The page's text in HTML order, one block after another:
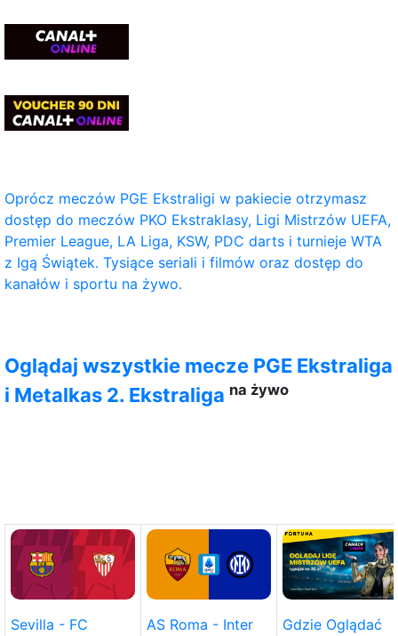
Oprócz meczów PGE Ekstraligi w pakiecie otrzymasz
dostęp do meczów PKO Ekstraklasy, Ligi Mistrzów UEFA,
Premier League, LA Liga, KSW, PDC darts i turnieje WTA
z Igą Świątek. Tysiące seriali i filmów oraz dostęp do
kanałów i sportu na żywo.
Oglądaj wszystkie mecze PGE Ekstraliga
i Metalkas 2. Ekstraliga na żywo
Sevilla - FC
AS Roma - Inter
Gdzie Oglądać